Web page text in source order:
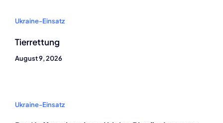
Ukraine-Einsatz
Tierrettung
August 9, 2026
Ukraine-Einsatz